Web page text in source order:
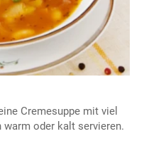
Cremesuppe mit viel
warm oder kalt servieren.